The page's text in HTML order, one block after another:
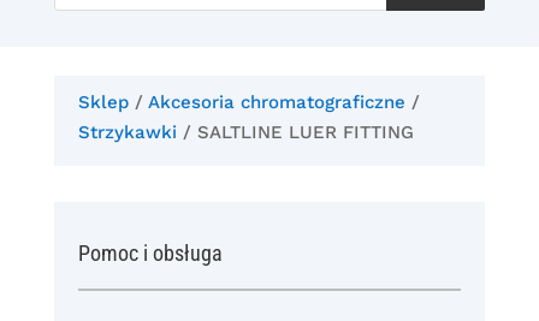
Sklep/ Akcesoria chromatograficzne /
Strzykawki / SALTLINE LUER FITTING
Pomoc i obsługa